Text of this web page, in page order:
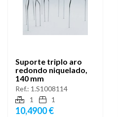
Suporte triplo aro
redondo niquelado,
140 mm
Ref.: 1.S1008114
1
1
10,4900 €